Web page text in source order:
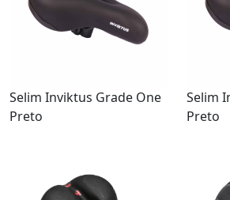
Selim Inviktus Grade One
Preto
Selim
Preto